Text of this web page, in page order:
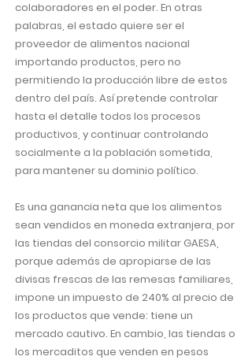
colaboradores en el poder. En otras
palabras, el estado quiere ser el
proveedor de alimentos nacional
importando productos, pero no
permitiendo la producción libre de estos
dentro del país. Así pretende controlar
hasta el detalle todos los procesos
productivos, y continuar controlando
socialmente a la población sometida,
para mantener su dominio político.
Es una ganancia neta que los alimentos
sean vendidos en moneda extranjera, por
las tiendas del consorcio militar GAESA,
porque además de apropiarse de las
divisas frescas de las remesas familiares,
impone un impuesto de 240% al precio de
los productos que vende: tiene un
mercado cautivo. En cambio, las tiendas o
los mercaditos que venden en pesos